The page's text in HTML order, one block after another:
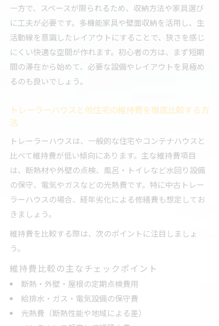
トレーラーハウス価格の相場感と賢い購入
判断の基準
弱点を知り安心できるトレーラーハウス選び
トレーラーハウスの弱点を理解しリスクを
回避する方法
題と対策
ポイント
トレーラーハウスのデメリットを補うカス
タマイズ術
実際の口コミから見るトレーラーハウスの
弱点事例
維持管理で差が出るトレーラーハウスの寿命
トレーラーハウス維持管理の重要なポイン
定期点検が寿命を延ばすトレーラーハウス
中古トレーラーハウスの長持ちさせるメン
テナンス方法
一方で、スペースが限られるため、収納方法や家具選び
に工夫が必要です。多機能家具や壁面収納を活用し、生
活動線を意識したレイアウトにすることで、狭さを感じ
にくい快適な空間が作れます。初心者の方は、まず短期
間の滞在から始めて、必要な設備やレイアウトを見極め
るのも良いでしょう。
トレーラーハウスと他住宅の維持費を徹底比較する方
法
トレーラーハウスは、一般的な住宅やコンテナハウスと
比べて維持費が低い傾向にあります。主な維持費項目
は、断熱材や外壁の点検、風呂・トイレなど水回り設備
の保守、電気やガスなどの光熱費です。特に中古トレー
ラーハウスの場合、経年劣化による修繕費も想定してお
きましょう。
維持費を比較する際は、次のポイントに注目しましょ
う。
維持費比較の主なチェックポイント
断熱・外壁・屋根の定期点検費用
給排水・ガス・電気設備の保守費
光熱費（断熱性能や地域による差）